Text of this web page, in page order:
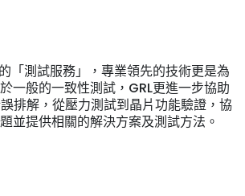
「測試服務」，專業領先的技術更是為
一般的一致性測試，GRL更進一步協助
排解，從壓力測試到晶片功能驗證，協
並提供相關的解決方案及測試方法。